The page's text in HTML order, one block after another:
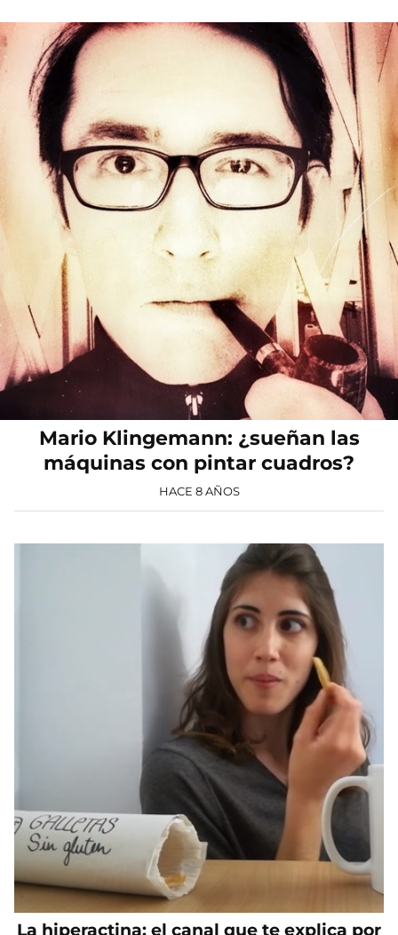
Mario Klingemann: ¿sueñan las
máquinas con pintar cuadros?
HACE 8 AÑOS
La hiperactina: el canal que te explica por